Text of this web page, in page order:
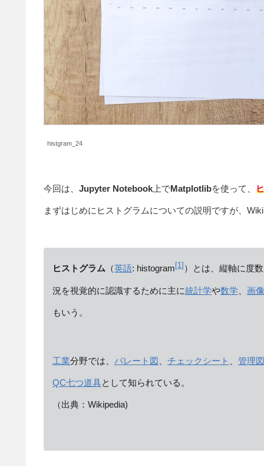
histgram_24
今回は、 Jupyter Notebook 上でMatplotlibを使って、
まずはじめにヒストグラムについての説明ですが、
ヒストグラム （英語: histogram [1] ）とは、縦軸に度
況を視覚的に認識するために主に統計学や数学 画
もいう。
工業分野では、 パレート図 チェックシート 管理図
QC七つ道具として知られている。
（出典：Wikipedia)